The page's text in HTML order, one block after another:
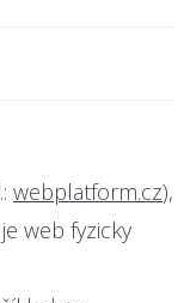
webplatform.cz),
web fyzicky